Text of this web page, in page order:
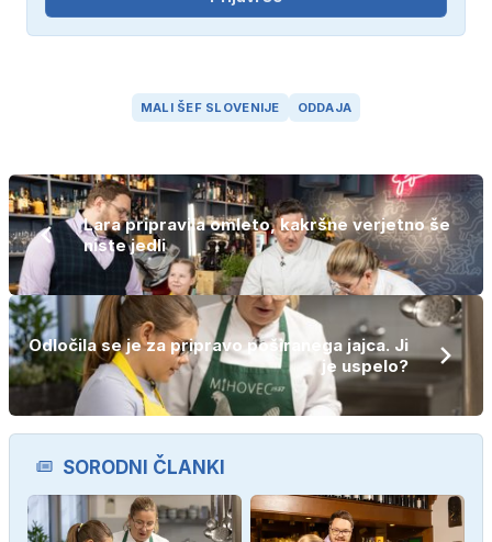
MALI ŠEF SLOVENIJE ODDAJA
Lara pripravila omleto, kakršne verjetno še
niste jedli
Odločila se je za pripravo poširanega jajca. Ji
je uspelo?
SORODNI ČLANKI